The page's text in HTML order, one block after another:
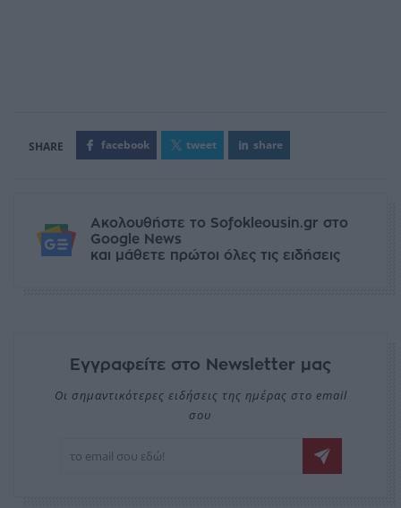
facebook tweet share
Ακολουθήστε το Sofokleousin.gr στο
Google News
και μάθετε πρώτοι όλες τις ειδήσεις
Εγγραφείτε στο Newsletter μας
Οι σημαντικότερες ειδήσεις της ημέρας στο email
σου